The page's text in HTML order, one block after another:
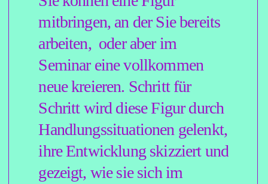
Unter der fachkundigen
Anleitung von Jasmin
Ramadan soll erarbeitet
werden, wie sich Figuren
durch Beziehungen,
Wendepunkte, innere Prozesse
und äußere Ereignisse
verändern. Ergänzt wird dieser
Prozess durch gezielte
Schreibaufgaben für die Zeit
zwischen den einzelnen